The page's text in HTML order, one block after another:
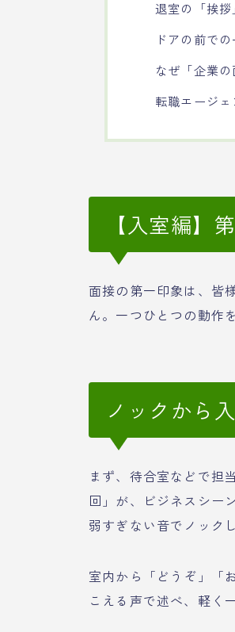
退室の「挨拶
ドアの前で
なぜ「企業
転職エージ
【入室編】
面接の第一印象は、皆
ん。一つひとつの動作
ノックから
まず、待合室などで担
回」が、ビジネスシー
弱すぎない音でノック
室内から「どうぞ」「
こえる声で述べ、軽く